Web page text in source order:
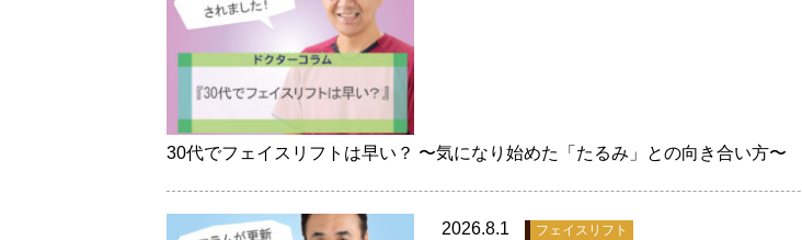
30代でフェイスリフトは早い？ 〜気になり始めた「たるみ」との向き合い方〜
2026.8.1 フェイスリフト